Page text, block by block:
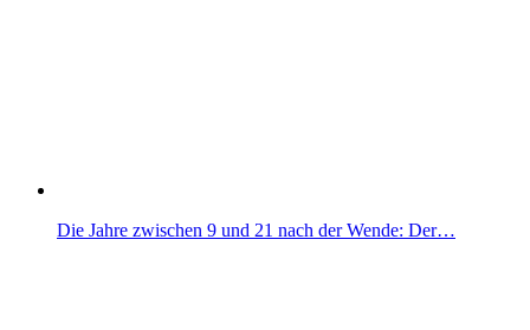
Die Jahre zwischen 9 und 21 nach der Wende: Der…